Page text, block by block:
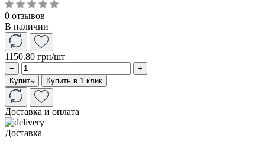
0 отзывов
В наличии
1150.80 грн/шт
−
+
Купить
Купить в 1 клик
Доставка и оплата
Доставка